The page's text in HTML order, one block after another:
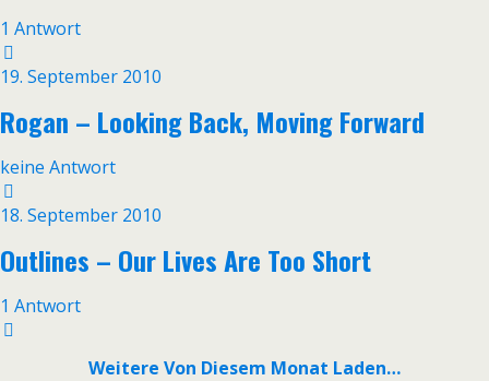
1 Antwort
19. September 2010
Rogan – Looking Back, Moving Forward
keine Antwort
18. September 2010
Outlines – Our Lives Are Too Short
1 Antwort
Weitere Von Diesem Monat Laden…